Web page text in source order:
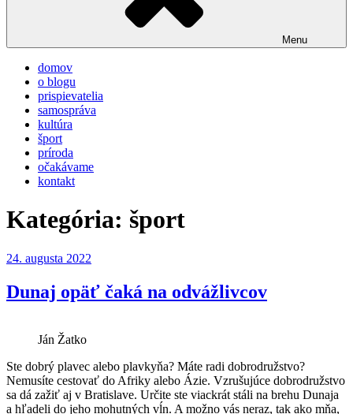
Menu
domov
o blogu
prispievatelia
samospráva
kultúra
šport
príroda
očakávame
kontakt
Kategória: šport
Publikované
24. augusta 2022
Dunaj opäť čaká na odvážlivcov
Ján Žatko
Ste dobrý plavec alebo plavkyňa? Máte radi dobrodružstvo?
Nemusíte cestovať do Afriky alebo Ázie. Vzrušujúce dobrodružstvo
sa dá zažiť aj v Bratislave. Určite ste viackrát stáli na brehu Dunaja
a hľadeli do jeho mohutných vĺn. A možno vás neraz, tak ako mňa,